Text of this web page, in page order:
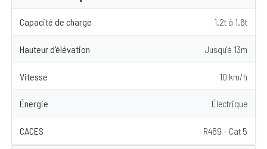
Capacité de charge 1.2t à 1.6t
Hauteur d'élévation Jusqu'à 13m
Vitesse 10 km/h
Énergie Électrique
CACES R489 - Cat 5